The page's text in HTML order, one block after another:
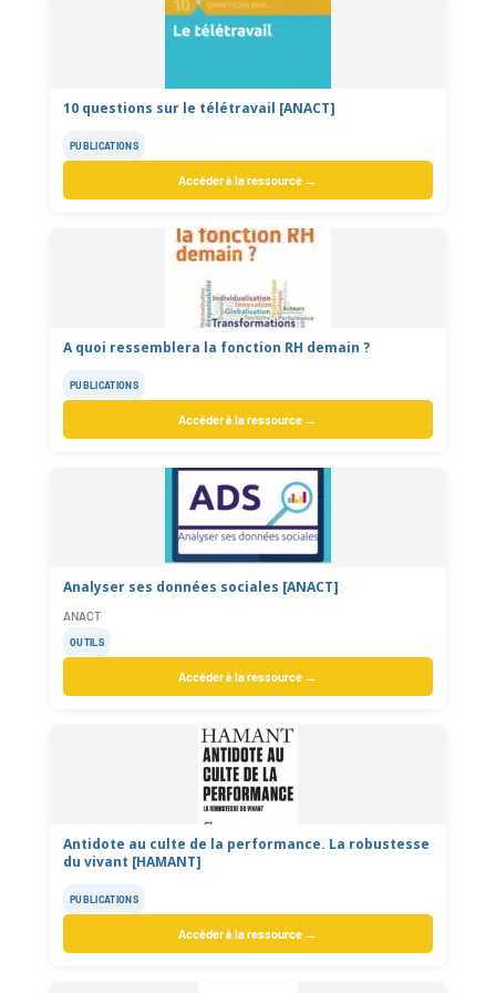
10 questions sur le télétravail [ANACT]
PUBLICATIONS
Accéder à la ressource →
A quoi ressemblera la fonction RH demain ?
PUBLICATIONS
Accéder à la ressource →
Analyser ses données sociales [ANACT]
ANACT
OUTILS
Accéder à la ressource →
Antidote au culte de la performance. La robustesse
du vivant [HAMANT]
PUBLICATIONS
Accéder à la ressource →